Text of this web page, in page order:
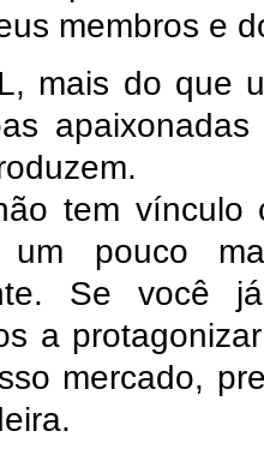
membros e
mais do que
tem vínculo
um pouco
Se você
a
mercado,